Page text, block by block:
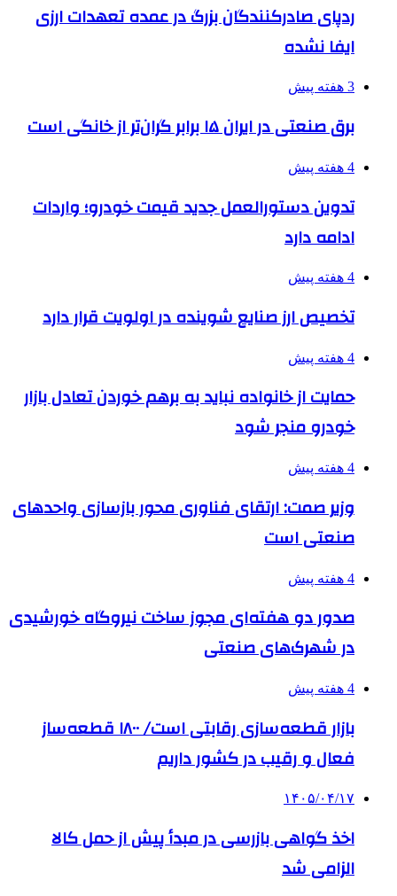
ردپای صادرکنندگان بزرگ در عمده تعهدات ارزی
ایفا نشده
3 هفته پیش
برق صنعتی در ایران ۱۵ برابر گران‌تر از خانگی است
4 هفته پیش
تدوین دستورالعمل جدید قیمت خودرو؛ واردات
ادامه دارد
4 هفته پیش
تخصیص ارز صنایع شوینده در اولویت قرار دارد
4 هفته پیش
حمایت از خانواده نباید به برهم خوردن تعادل بازار
خودرو منجر شود
4 هفته پیش
وزیر صمت: ارتقای فناوری محور بازسازی واحدهای
صنعتی است
4 هفته پیش
صدور دو هفته‌ای مجوز ساخت نیروگاه خورشیدی
در شهرک‌های صنعتی
4 هفته پیش
بازار قطعه‌سازی رقابتی است/ ۱۸۰۰ قطعه‌ساز
فعال و رقیب در کشور داریم
۱۴۰۵/۰۴/۱۷
اخذ گواهی بازرسی در مبدأ پیش از حمل کالا
الزامی شد